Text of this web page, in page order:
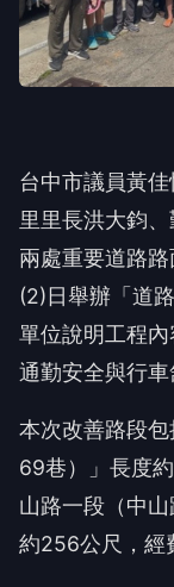
台中市議員黃
里里長洪大鈞、
兩處重要道路路
(2)日舉辦「道
單位說明工程內
通勤安全與行車
本次改善路段
69巷）」 長度
山路一段（中
約256公尺， 經